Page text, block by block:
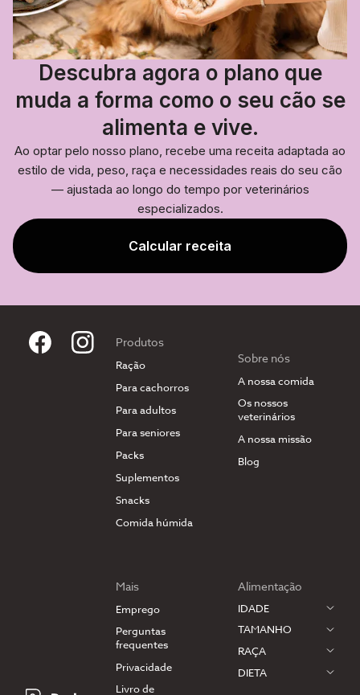
Descubra agora o plano que
muda a forma como o seu cão se
alimenta e vive.
Ao optar pelo nosso plano, recebe uma receita adaptada ao
estilo de vida, peso, raça e necessidades reais do seu cão
— ajustada ao longo do tempo por veterinários
especializados.
Calcular receita
Produtos
Ração
Para cachorros
Para adultos
Para seniores
Packs
Suplementos
Snacks
Comida húmida
Sobre nós
A nossa comida
Os nossos
veterinários
A nossa missão
Blog
Mais
Emprego
Perguntas
frequentes
Privacidade
Livro de
Alimentação
IDADE
TAMANHO
RAÇA
DIETA